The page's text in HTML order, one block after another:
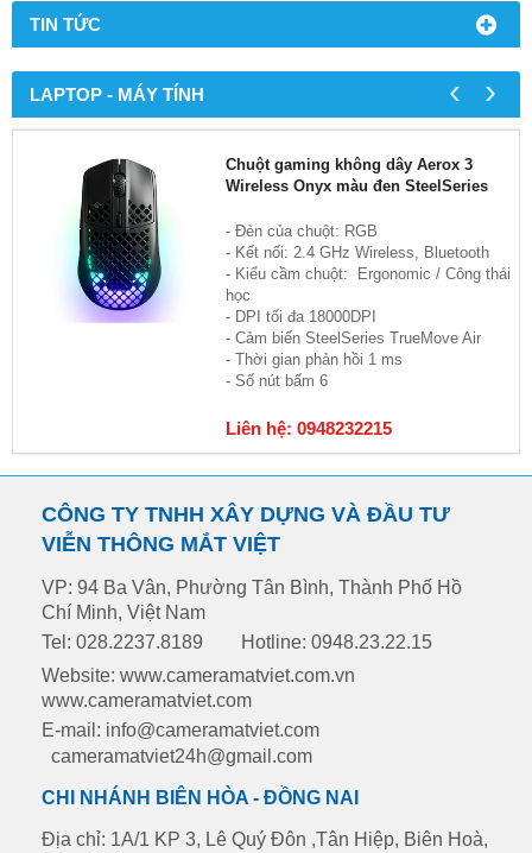
TIN TỨC
LAPTOP - MÁY TÍNH
Chuột gaming không dây Aerox 3
Wireless Onyx màu đen SteelSeries
- Đèn của chuột: RGB
- Kết nối: 2.4 GHz Wireless, Bluetooth
- Kiểu cầm chuột: Ergonomic / Công thái
học
- DPI tối đa 18000DPI
- Cảm biến SteelSeries TrueMove Air
- Thời gian phản hồi 1 ms
- Số nút bấm 6
Liên hệ: 0948232215
‹ ›
CÔNG TY TNHH XÂY DỰNG VÀ ĐẦU TƯ
VIỄN THÔNG MẮT VIỆT
VP: 94 Ba Vân, Phường Tân Bình, Thành Phố Hồ
Chí Minh, Việt Nam
Tel: 028.2237.8189
Hotline: 0948.23.22.15
Website: www.cameramatviet.com.vn
www.cameramatviet.com
E-mail: info@cameramatviet.com
cameramatviet24h@gmail.com
CHI NHÁNH BIÊN HÒA - ĐỒNG NAI
Địa chỉ: 1A/1 KP 3, Lê Quý Đôn ,Tân Hiệp, Biên Hoà,